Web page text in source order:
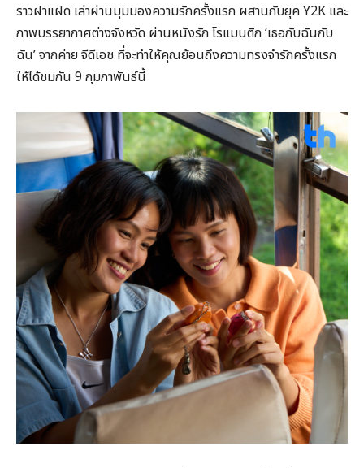
ราวฝาแฝด เล่าผ่านมุมมองความรักครั้งแรก ผสานกับยุค Y2K และ
ภาพบรรยากาศต่างจังหวัด ผ่านหนังรัก โรแมนติก ‘เธอกับฉันกับ
ฉัน’ จากค่าย จีดีเอช ที่จะทำให้คุณย้อนถึงความทรงจำรักครั้งแรก
ให้ได้ชมกัน 9 กุมภาพันธ์นี้